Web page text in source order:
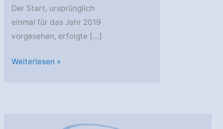
Der Start, ursprünglich
einmal für das Jahr 2019
vorgesehen, erfolgte […]
Fengyun
Weiterlesen »